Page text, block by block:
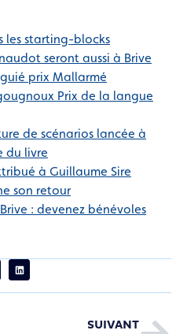
les starting-blocks
seront aussi à Brive
prix Mallarmé
Prix de la langue
de scénarios lancée à
du livre
à Guillaume Sire
son retour
: devenez bénévoles
SUIVANT